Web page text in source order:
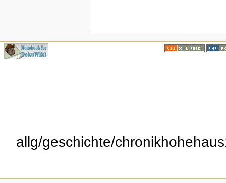
allg/geschichte/